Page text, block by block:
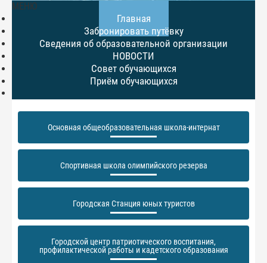
МЕНЮ
Главная
Забронировать путёвку
Сведения об образовательной организации
НОВОСТИ
Совет обучающихся
Приём обучающихся
Основная общеобразовательная школа-интернат
Спортивная школа олимпийского резерва
Городская Станция юных туристов
Городской центр патриотического воспитания,
профилактической работы и кадетского образования